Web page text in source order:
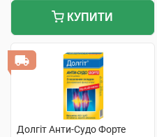
КУПИТИ
Долгіт Анти-Судо Форте